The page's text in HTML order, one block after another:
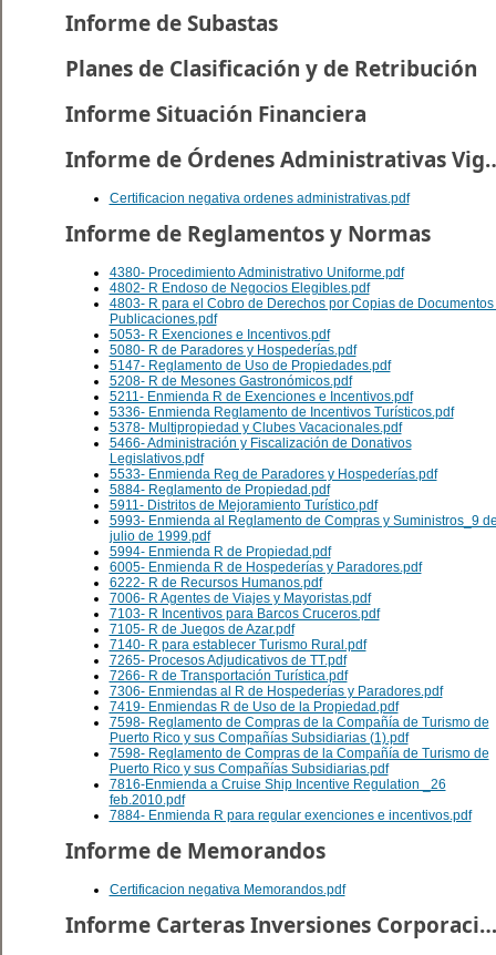
Informe de Subastas
Planes de Clasificación y de Retribución
Informe Situación Financiera
Informe de
Certificacion negativa ordenes administrativas.pdf
Informe de Reglamentos y Normas
4380- Procedimiento Administrativo Uniforme.pdf
4802- R Endoso de Negocios Elegibles.pdf
4803- R para el Cobro de Derechos por Copias de Documentos
Publicaciones.pdf
5053- R Exenciones e Incentivos.pdf
5080- R de Paradores y Hospederías.pdf
5147- Reglamento de Uso de Propiedades.pdf
5208- R de Mesones Gastronómicos.pdf
5211- Enmienda R de Exenciones e Incentivos.pdf
5336- Enmienda Reglamento de Incentivos Turísticos.pdf
5378- Multipropiedad y Clubes Vacacionales.pdf
5466- Administración y Fiscalización de Donativos
Legislativos.pdf
5533- Enmienda Reg de Paradores y Hospederías.pdf
5884- Reglamento de Propiedad.pdf
5911- Distritos de Mejoramiento Turístico.pdf
5993- Enmienda al Reglamento de Compras y Suministros_9
julio de 1999.pdf
5994- Enmienda R de Propiedad.pdf
6005- Enmienda R de Hospederías y Paradores.pdf
6222- R de Recursos Humanos.pdf
7006- R Agentes de Viajes y Mayoristas.pdf
7103- R Incentivos para Barcos Cruceros.pdf
7105- R de Juegos de Azar.pdf
7140- R para establecer Turismo Rural.pdf
7265- Procesos Adjudicativos de TT.pdf
7266- R de Transportación Turística.pdf
7306- Enmiendas al R de Hospederías y Paradores.pdf
7419- Enmiendas R de Uso de la Propiedad.pdf
7598- Reglamento de Compras de la Compañía de Turismo de
Puerto Rico y sus Compañías Subsidiarias (1).pdf
7598- Reglamento de Compras de la Compañía de Turismo de
Puerto Rico y sus Compañías Subsidiarias.pdf
7816-Enmienda a Cruise Ship Incentive Regulation _26
feb.2010.pdf
7884- Enmienda R para regular exenciones e incentivos.pdf
Informe de Memorandos
Certificacion negativa Memorandos.pdf
Informe Carteras Inversiones Corporaciones